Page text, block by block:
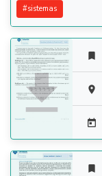
#sistemas




